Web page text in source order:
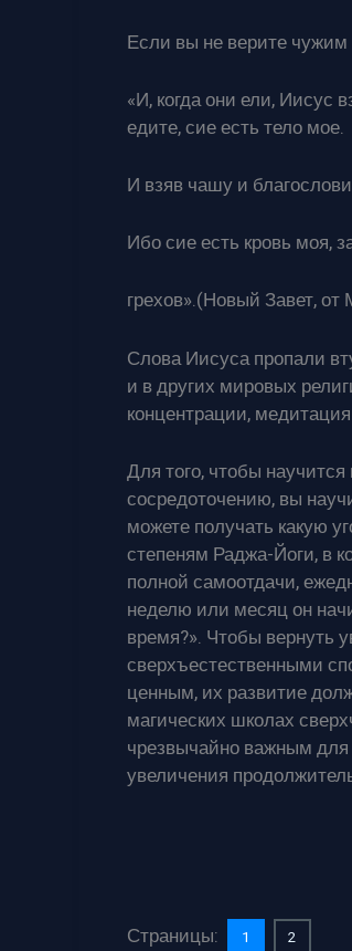
Если вы не верите чужим
«И, когда они ели, Иисус
едите, сие есть тело мое.
И взяв чашу и
Ибо сие есть кровь моя,
грехов».(Новый Завет,
Слова Иисуса пропали
и в других мировых
концентрации,
Для того, чтобы
сосредоточению, вы
можете получать какую
степеням Раджа-Йоги, в
полной самоотдачи,
неделю или месяц он
время?». Чтобы вернуть
сверхъестественными
ценным, их развитие
магических школах
чрезвычайно важным
увеличения
Страницы: 1 2